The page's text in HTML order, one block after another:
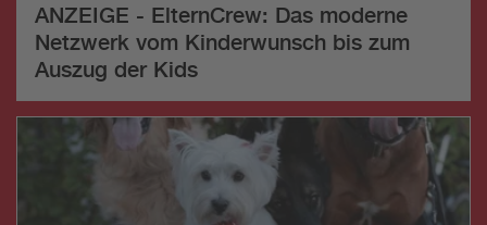
ANZEIGE - ElternCrew: Das moderne
Netzwerk vom Kinderwunsch bis zum
Auszug der Kids